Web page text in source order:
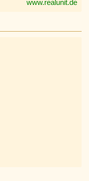
www.realunit.de